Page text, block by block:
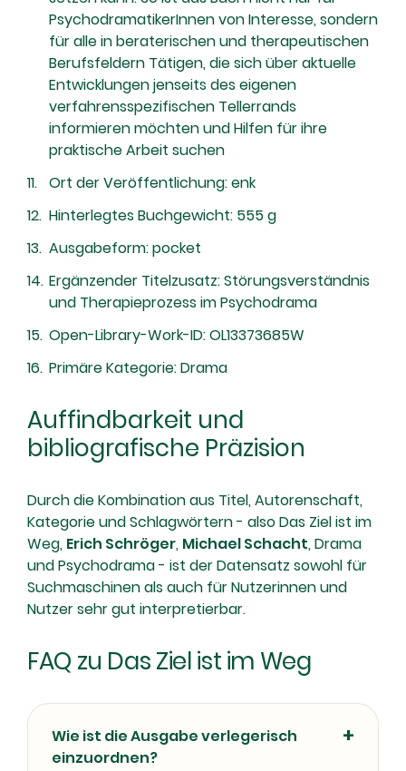
PsychodramatikerInnen von Interesse, sondern
für alle in beraterischen und therapeutischen
Berufsfeldern Tätigen, die sich über aktuelle
Entwicklungen jenseits des eigenen
verfahrensspezifischen Tellerrands
informieren möchten und Hilfen für ihre
praktische Arbeit suchen
Ort der Veröffentlichung: enk
Hinterlegtes Buchgewicht: 555 g
Ausgabeform: pocket
Ergänzender Titelzusatz: Störungsverständnis
und Therapieprozess im Psychodrama
Open-Library-Work-ID: OL13373685W
Primäre Kategorie: Drama
Auffindbarkeit und
bibliografische Präzision
Durch die Kombination aus Titel, Autorenschaft,
Kategorie und Schlagwörtern - also Das Ziel ist im
Weg, Erich Schröger, Michael Schacht, Drama
und Psychodrama - ist der Datensatz sowohl für
Suchmaschinen als auch für Nutzerinnen und
Nutzer sehr gut interpretierbar.
FAQ zu Das Ziel ist im Weg
Wie ist die Ausgabe verlegerisch
einzuordnen?